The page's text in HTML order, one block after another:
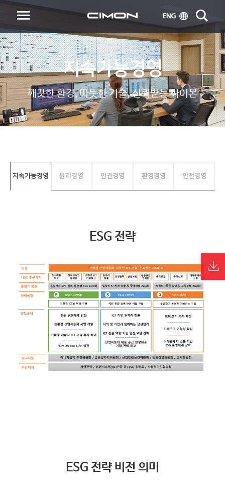
지속가능경영
깨끗한 환경, 따뜻한 기술, 신뢰받는 싸이몬
지속가능경영 윤리경영 인권경영 환경경영 안전경영
ESG 전략
ESG 전략 비전 의미